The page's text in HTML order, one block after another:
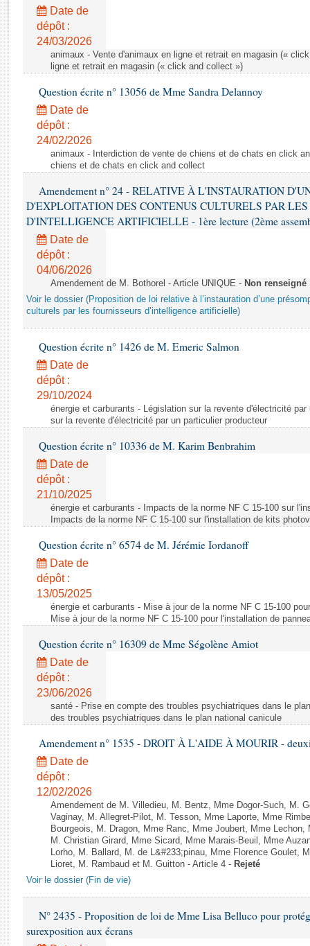
Rapports législatifs
Rapports sur l'application des lois
Baromètre de l’application des lois
Dossiers législatifs
Budget et sécurité sociale
Questions écrites et orales
Comptes rendus des débats
Date de
dépôt :
24/03/2026
animaux - Vente d'animaux en ligne et retrait en magasin («
ligne et retrait en magasin (« click and collect »)
Question écrite n° 13056 de Mme Sandra Delannoy
Date de
dépôt :
24/02/2026
animaux - Interdiction de vente de chiens et de chats en click
chiens et de chats en click and collect
Amendement n° 24 - RELATIVE À L'INSTAURATION
D'EXPLOITATION DES CONTENUS CULTURELS PAR LES
D'INTELLIGENCE ARTIFICIELLE - 1ère lecture (2ème
Date de
dépôt :
04/06/2026
Amendement de M. Bothorel - Article UNIQUE - Non renseigné
Voir le dossier (Proposition de loi relative à l’instauration d’une
culturels par les fournisseurs d’intelligence artificielle)
Question écrite n° 1426 de M. Emeric Salmon
Date de
dépôt :
29/10/2024
énergie et carburants - Législation sur la revente d'électricité
sur la revente d'électricité par un particulier producteur
Question écrite n° 10336 de M. Karim Benbrahim
Date de
dépôt :
21/10/2025
énergie et carburants - Impacts de la norme NF C 15-100 sur
Impacts de la norme NF C 15-100 sur l'installation de kits
Question écrite n° 6574 de M. Jérémie Iordanoff
Date de
dépôt :
13/05/2025
énergie et carburants - Mise à jour de la norme NF C 15-100
Mise à jour de la norme NF C 15-100 pour l'installation de
Question écrite n° 16309 de Mme Ségolène Amiot
Date de
dépôt :
23/06/2026
santé - Prise en compte des troubles psychiatriques dans le
des troubles psychiatriques dans le plan national canicule
Amendement n° 1535 - DROIT À L'AIDE À MOURIR -
Date de
dépôt :
12/02/2026
Amendement de M. Villedieu, M. Bentz, Mme Dogor-Such, M.
Vaginay, M. Allegret-Pilot, M. Tesson, Mme Laporte, Mme
Bourgeois, M. Dragon, Mme Ranc, Mme Joubert, Mme
M. Christian Girard, Mme Sicard, Mme Marais-Beuil, Mme
Lorho, M. Ballard, M. de L&#233;pinau, Mme Florence Goulet,
Lioret, M. Rambaud et M. Guitton - Article 4 - Rejeté
Voir le dossier (Fin de vie)
N° 2435 - Proposition de loi de Mme Lisa Belluco pour
surexposition aux écrans